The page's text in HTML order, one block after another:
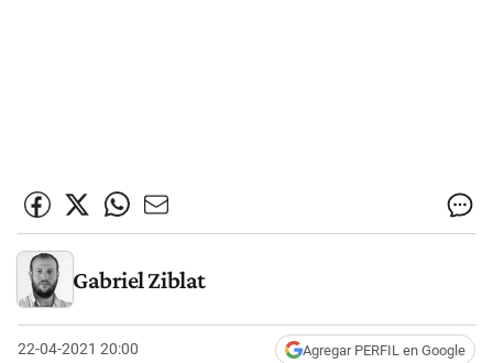
Gabriel Ziblat
22-04-2021 20:00 Agregar PERFIL en Google